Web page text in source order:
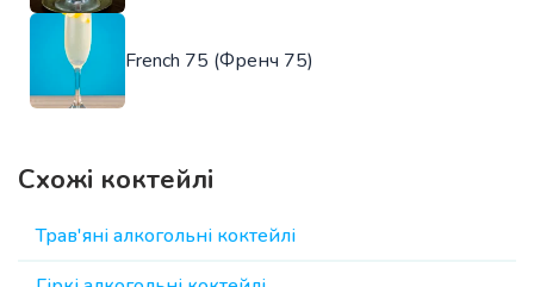
French 75 (Френч 75)
Схожі коктейлі
Трав'яні алкогольні коктейлі